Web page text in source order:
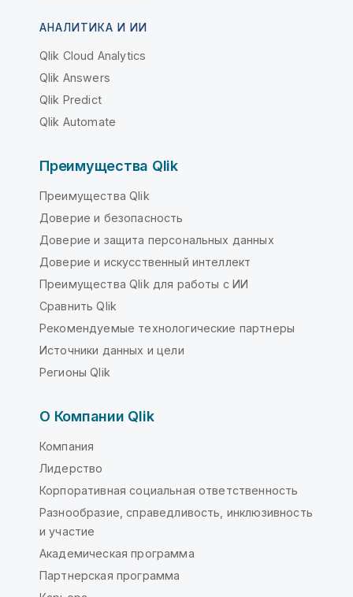
АНАЛИТИКА И ИИ
Qlik Cloud Analytics
Qlik Answers
Qlik Predict
Qlik Automate
Преимущества Qlik
Преимущества Qlik
Доверие и безопасность
Доверие и защита персональных данных
Доверие и искусственный интеллект
Преимущества Qlik для работы с ИИ
Сравнить Qlik
Рекомендуемые технологические партнеры
Источники данных и цели
Регионы Qlik
О Компании Qlik
Компания
Лидерство
Корпоративная социальная ответственность
Разнообразие, справедливость, инклюзивность
и участие
Академическая программа
Партнерская программа